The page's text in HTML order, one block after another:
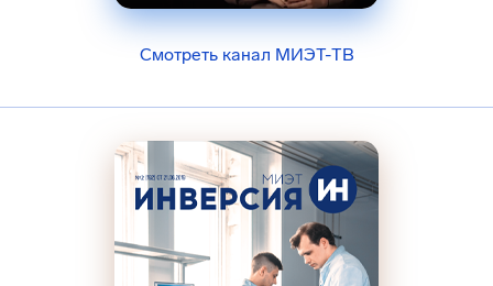
Смотреть канал МИЭТ-ТВ